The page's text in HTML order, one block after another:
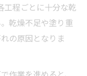
工程ごとに十分な乾
乾燥不足や塗り重
の原因となりま